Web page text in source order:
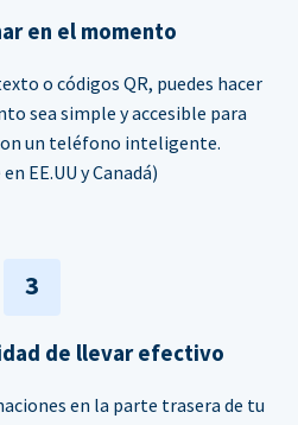
en el momento
o códigos QR, puedes hacer
sea simple y accesible para
un teléfono inteligente.
EE.UU y Canadá)
3
de llevar efectivo
en la parte trasera de tu